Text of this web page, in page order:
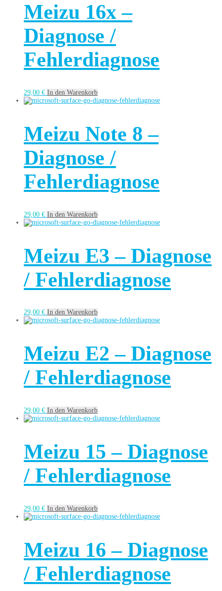
Meizu 16x –
Diagnose /
Fehlerdiagnose
29,00 € In den Warenkorb
Meizu Note 8 –
Diagnose /
Fehlerdiagnose
29,00 € In den Warenkorb
Meizu E3 – Diagnose
/ Fehlerdiagnose
29,00 € In den Warenkorb
Meizu E2 – Diagnose
/ Fehlerdiagnose
29,00 € In den Warenkorb
Meizu 15 – Diagnose
/ Fehlerdiagnose
29,00 € In den Warenkorb
Meizu 16 – Diagnose
/ Fehlerdiagnose